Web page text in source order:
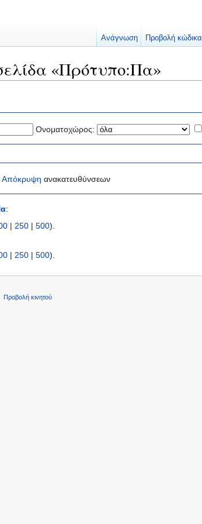
«Πρότυπο:Πα»
Ονοματοχώρος:
Απόκρυψη ανακατευθύνσεων
:
| 250 | 500).
| 250 | 500).
Ανάγνωση Προβολή κώδικα
Προβολή κινητού